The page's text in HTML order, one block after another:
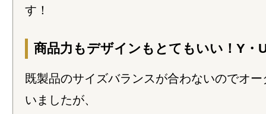
す！
商品力もデザインもとてもいい！Y・
既製品のサイズバランスが合わないのでオ
いましたが、